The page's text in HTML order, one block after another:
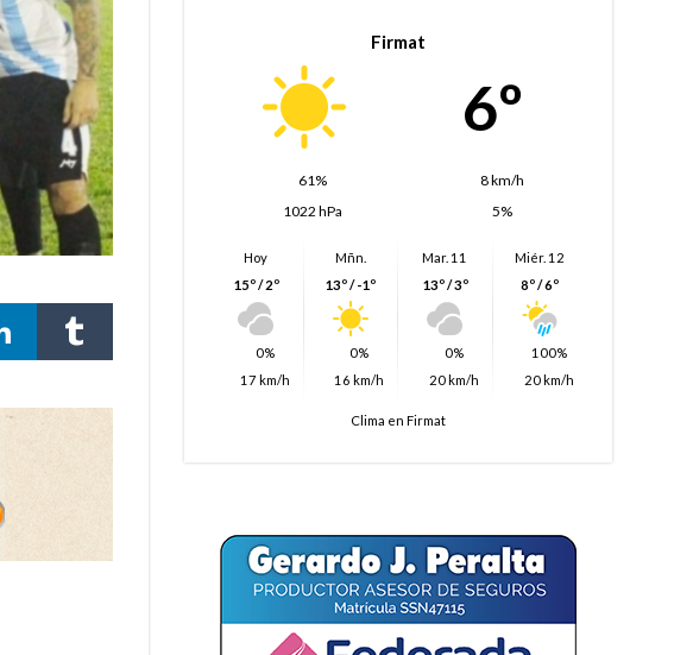
Firmat
6º
61%
8 km/h
1022 hPa
5%
Hoy
15º / 2º
0%
17 km/h
Mñn.
13º / -1º
0%
16 km/h
Mar. 11
13º / 3º
0%
20 km/h
Miér. 12
8º / 6º
100%
20 km/h
Clima en Firmat